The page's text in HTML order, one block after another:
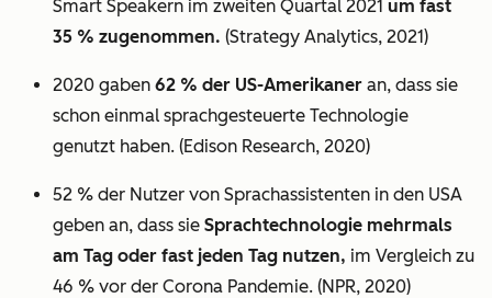
Smart Speakern im zweiten Quartal 2021 um fast
35 % zugenommen. (Strategy Analytics, 2021)
2020 gaben 62 % der US-Amerikaner an, dass sie
schon einmal sprachgesteuerte Technologie
genutzt haben. (Edison Research, 2020)
52 % der Nutzer von Sprachassistenten in den USA
geben an, dass sie Sprachtechnologie mehrmals
am Tag oder fast jeden Tag nutzen, im Vergleich zu
46 % vor der Corona Pandemie. (NPR, 2020)